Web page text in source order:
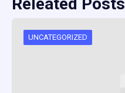
Releated Posts
UNCATEGORIZED